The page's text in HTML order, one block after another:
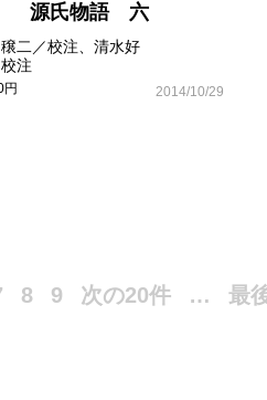
源氏物語 六
二／校注、清水好
注
円
2014/10/29
8 9 次の20件 … 最